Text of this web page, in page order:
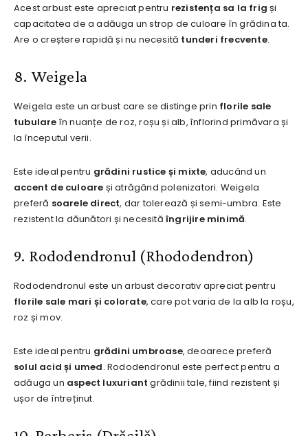
Acest arbust este apreciat pentru rezistența sa la frig și
capacitatea de a adăuga un strop de culoare în grădina ta.
Are o creștere rapidă și nu necesită tunderi frecvente.
8. Weigela
Weigela este un arbust care se distinge prin florile sale
tubulare în nuanțe de roz, roșu și alb, înflorind primăvara și
la începutul verii.
Este ideal pentru grădini rustice și mixte, aducând un
accent de culoare și atrăgând polenizatori. Weigela
preferă soarele direct, dar tolerează și semi-umbra. Este
rezistent la dăunători și necesită îngrijire minimă.
9. Rododendronul (Rhododendron)
Rododendronul este un arbust decorativ apreciat pentru
florile sale mari și colorate, care pot varia de la alb la roșu,
roz și mov.
Este ideal pentru grădini umbroase, deoarece preferă
solul acid și umed. Rododendronul este perfect pentru a
adăuga un aspect luxuriant grădinii tale, fiind rezistent și
ușor de întreținut.